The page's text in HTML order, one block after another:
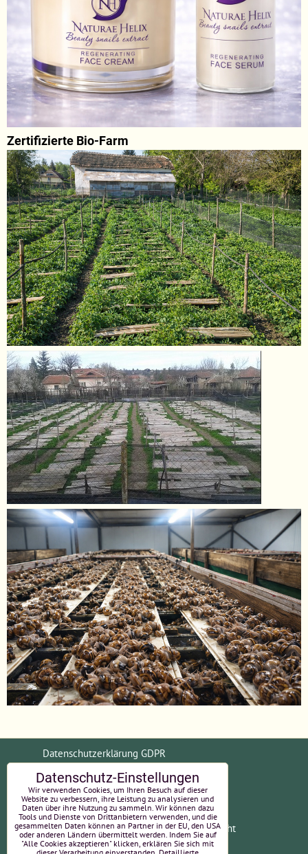
Zertifizierte Bio-Farm
Datenschutzerklärung GDPR
Allgemeine Geschäftsbedingungen (AGB)
Zahlungsinformationen
Widerrufsrecht
Datenschutz-Einstellungen
Wir verwenden Cookies, um Ihren Besuch auf dieser
Website zu verbessern, ihre Leistung zu analysieren und
Daten über ihre Nutzung zu sammeln. Wir können dazu
Tools und Dienste von Drittanbietern verwenden, und die
gesammelten Daten können an Partner in der EU, den USA
oder anderen Ländern übermittelt werden. Indem Sie auf
"Alle Cookies akzeptieren" klicken, erklären Sie sich mit